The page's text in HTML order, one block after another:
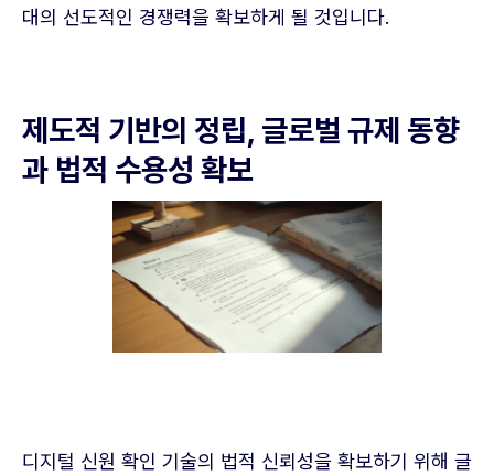
대의 선도적인 경쟁력을 확보하게 될 것입니다.
제도적 기반의 정립, 글로벌 규제 동향
과 법적 수용성 확보
디지털 신원 확인 기술의 법적 신뢰성을 확보하기 위해 글